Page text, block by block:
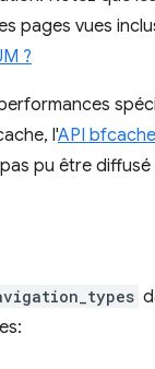
pages vues
?
l'API
pu être